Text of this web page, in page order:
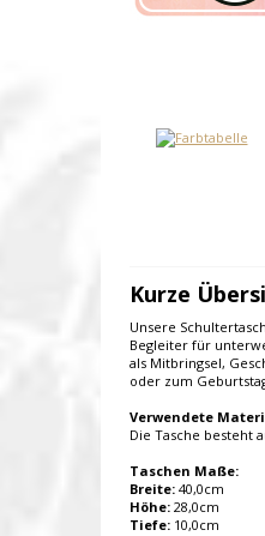
Kurze
Unsere
Begleiter für
als Mitbringsel,
oder zum
Verwendete
Die Tasche besteht
Taschen Maße:
Breite: 40,0cm
Höhe: 28,0cm
Tiefe: 10,0cm